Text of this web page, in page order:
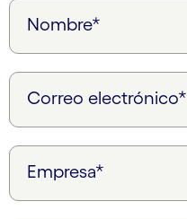
Nombre*
Correo electrónico*
Empresa*